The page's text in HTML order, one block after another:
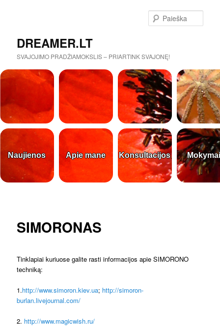
DREAMER.LT
SVAJOJIMO PRADŽIAMOKSLIS – PRIARTINK SVAJONĘ!
Naujienos Apie mane Konsultacijos Mokymai
SIMORONAS
Tinklapiai kuriuose galite rasti informacijos apie SIMORONO
techniką:
1.http://www.simoron.kiev.ua; http://simoron-
burlan.livejournal.com/
2. http://www.magicwish.ru/